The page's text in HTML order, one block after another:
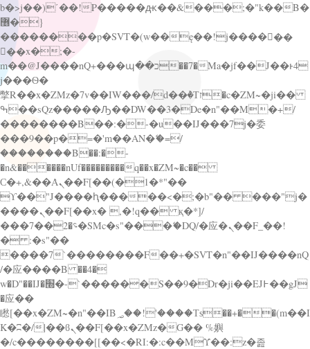
b�>j��)΄��!P�����ԫ��&���;�"k��B�
޶�}
��������p�SVT�(w��ę��!j������
��x�;�-
m��@J����nQ+���պ��כ��7�Ma�jf��J��ͱ4
j���Ѳ�
撆R��x�ZMz�7v��IW���/d��ٞ�Тז�c�ZM~�ji��
ߒ��sQz�����Ԡ��DW��3�De�n"��M�+/
��������B��:�-�u��IJ���7j�委
���9��p�=�'m��AN�ޭ�=/
��������B��:�-
�n&������nUf���������q��x�ZM~�c��
Ϲ�+,&��Ὰܢ��F[��(�1�*"��
ϒ��"J����ԧ�����<�;�b"�� ���"j�
����ܢ��F[��x� ,�!q�� қ�*]/
���؝�2��7�SMc�s"���ޭ�DQ/�应�ܢ��F_��!
� :�s"��
����7`��������F��+�SVT�n"��IJ����nQ
/�应����B ��4�
w�D"��IJ�׭�-`������S��9�Dr�ji��EJ߅��gJ
�应��
矁[��x�ZM~�n"��IB؃��!'����Тѕ��+��(m��I
K�ʭ�/|��ϐܢ��F[��x�ZMz�G�� %嬩
�/c��������[[��<�RI:�:c��MΎ��:z�졾